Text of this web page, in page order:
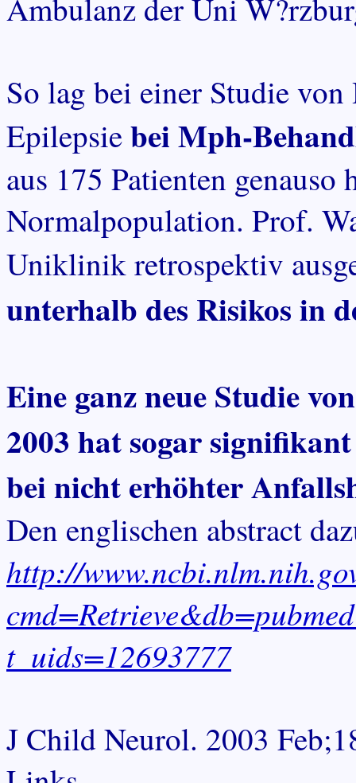
Ambulanz der Uni
So lag bei einer Studie
Epilepsiebei Mph-
aus 175 Patienten genauso
Normalpopulation. Prof.
Uniklinik retrospektiv
unterhalb des Risikos in
Eine ganz neue Studie
2003 hat sogar
bei nicht erhöhter
Den englischen abstract
http://
t_uids=12693777
J Child Neurol. 2003